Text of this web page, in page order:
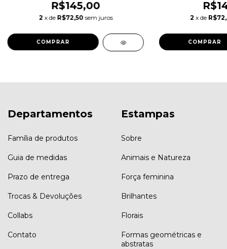
R$145,00
2 x de R$72,50 sem juros
COMPRAR
2 x de
COMPRAR
Departamentos
Família de produtos
Guia de medidas
Prazo de entrega
Trocas & Devoluções
Collabs
Contato
Estampas
Sobre
Animais e Natureza
Força feminina
Brilhantes
Florais
Formas geométricas e
abstratas